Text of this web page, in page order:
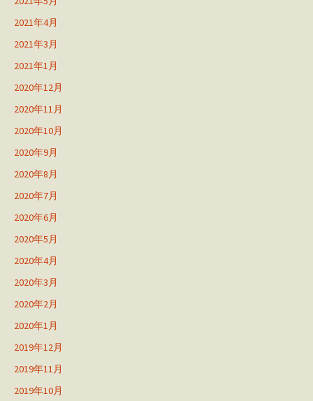
2021年4月
2021年3月
2021年1月
2020年12月
2020年11月
2020年10月
2020年9月
2020年8月
2020年7月
2020年6月
2020年5月
2020年4月
2020年3月
2020年2月
2020年1月
2019年12月
2019年11月
2019年10月